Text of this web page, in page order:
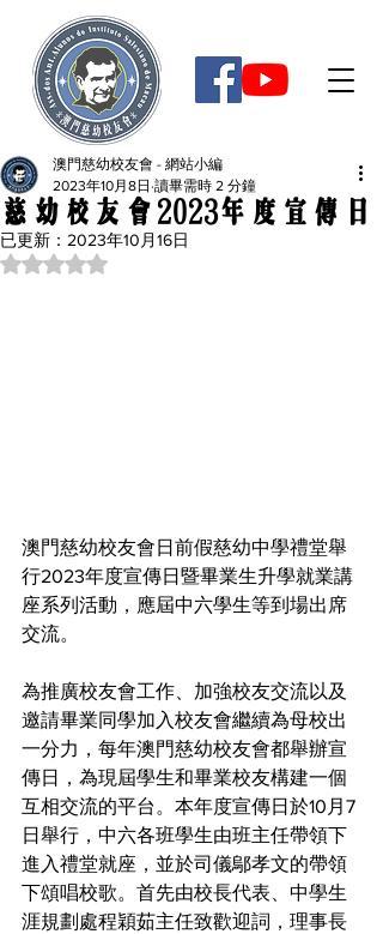
慈幼校友會2023年度宣傳日
澳門慈幼校友會 - 網站小編
2023年10月8日 讀畢需時 2 分鐘
已更新： 2023年10月16日
評等為 NaN（最高為 5 顆星）。
澳門慈幼校友會日前假慈幼中學禮堂舉
行2023年度宣傳日暨畢業生升學就業講
座系列活動，應屆中六學生等到場出席
交流。
為推廣校友會工作、加強校友交流以及
邀請畢業同學加入校友會繼續為母校出
一分力，每年澳門慈幼校友會都舉辦宣
傳日，為現屆學生和畢業校友構建一個
互相交流的平台。本年度宣傳日於10月7
日舉行，中六各班學生由班主任帶領下
進入禮堂就座，並於司儀鄔孝文的帶領
下頌唱校歌。首先由校長代表、中學生
涯規劃處程穎茹主任致歡迎詞，理事長